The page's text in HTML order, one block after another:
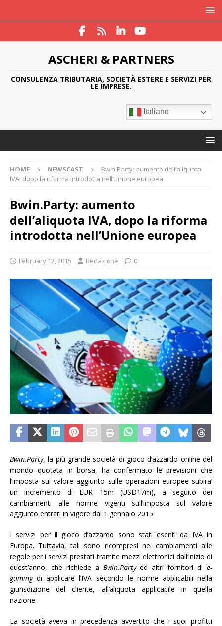
ASCHERI & PARTNERS
CONSULENZA TRIBUTARIA, SOCIETÀ ESTERE E SERVIZI PER
LE IMPRESE.
Italiano
HOME NEWSCAST
Bwin.Party: aumento dell’aliquota
IVA, dopo la riforma introdotta nell’Unione europea
Bwin.Party: aumento
dell’aliquota IVA, dopo la riforma
introdotta nell’Unione europea
February 12, 2015 Redazione 0
Bwin.Party, la più grande società di gioco d’azzardo online del
mondo quotata in borsa, ha confermato le previsioni che
l’imposta sul valore aggiunto sulle operazioni europee subira’
un incremento di EUR 15m (USD17m), a seguito dei
cambiamenti alle norme vigenti sull’imposta sul valore
aggiunto entrati in vigore dal 1 gennaio 2015.
I servizi per il gioco d’azzardo sono stati esenti da IVA in
Europa. Tuttavia, tali sono ricompresi nei cambiamenti alle
regole per i servizi prestati tramite mezzi elettronici dall’inizio di
quest’anno, che richiede a Bwin.Partyed altri fornitori die-
gamingdi applicare l’IVA secondo le norme applicabili nella
giurisdizione del cliente, all’aliquota applicabile in quella
nazione.
La società aveva in precedenza avvertito che i suoi profitti